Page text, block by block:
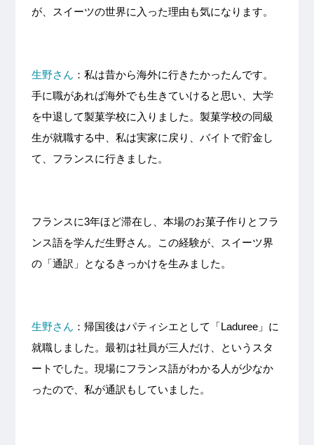
が、スイーツの世界に入った理由も気になります。
生野さん ：私は昔から海外に行きたかったんです。
手に職があれば海外でも生きていけると思い、大学
を中退して製菓学校に入りました。製菓学校の同級
生が就職する中、私は実家に戻り、バイトで貯金し
て、フランスに行きました。
フランスに3年ほど滞在し、本場のお菓子作りとフラ
ンス語を学んだ生野さん。この経験が、スイーツ界
の「通訳」となるきっかけを生みました。
生野さん ：帰国後はパティシエとして「Laduree」に
就職しました。最初は社員が三人だけ、というスタ
ートでした。現場にフランス語がわかる人が少なか
ったので、私が通訳もしていました。